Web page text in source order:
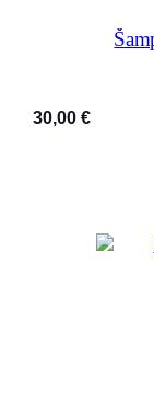
30,00 €